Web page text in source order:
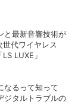
と最新音響技術が
世代ワイヤレス
LUXE」
なるって知って
ジタルトラブルの